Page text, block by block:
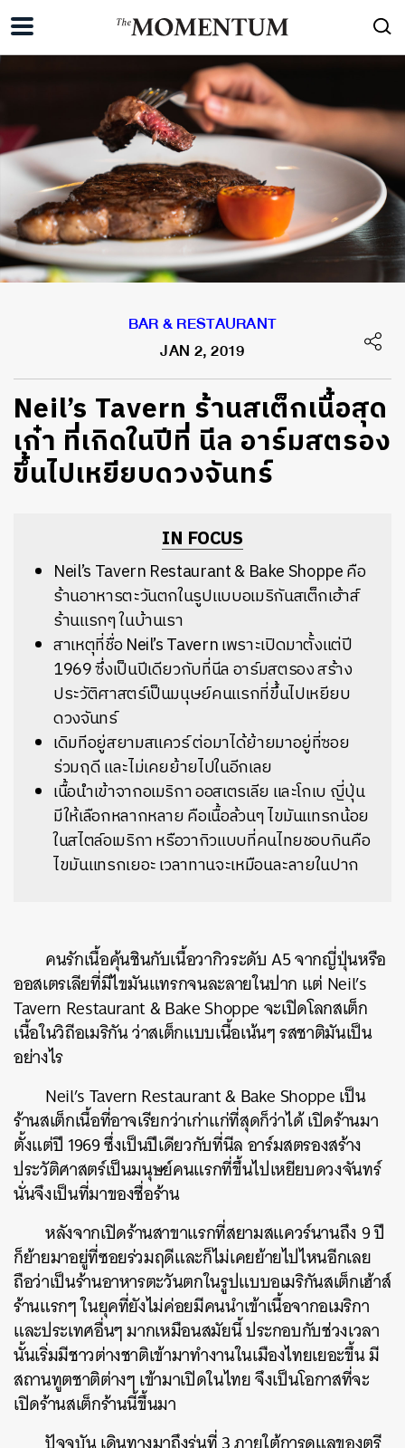
BAR & RESTAURANT
JAN 2, 2019
Neil’s Tavern ร้านสเต็กเนื้อสุด
เก๋า ที่เกิดในปีที่ นีล อาร์มสตรอง
ขึ้นไปเหยียบดวงจันทร์
IN FOCUS
Neil’s Tavern Restaurant & Bake Shoppe คือ
ร้านอาหารตะวันตกในรูปแบบอเมริกันสเต็กเฮ้าส์
ร้านแรกๆ ในบ้านเรา
สาเหตุที่ชื่อ Neil’s Tavern เพราะเปิดมาตั้งแต่ปี
1969 ซึ่งเป็นปีเดียวกับที่นีล อาร์มสตรอง สร้าง
ประวัติศาสตร์เป็นมนุษย์คนแรกที่ขึ้นไปเหยียบ
ดวงจันทร์
เดิมทีอยู่สยามสแควร์ ต่อมาได้ย้ายมาอยู่ที่ซอย
ร่วมฤดี และไม่เคยย้ายไปในอีกเลย
เนื้อนำเข้าจากอเมริกา ออสเตรเลีย และโกเบ ญี่ปุ่น
มีให้เลือกหลากหลาย คือเนื้อล้วนๆ ไขมันแทรกน้อย
ในสไตล์อเมริกา หรือวากิวแบบที่คนไทยชอบกินคือ
ไขมันแทรกเยอะ เวลาทานจะเหมือนละลายในปาก
คนรักเนื้อคุ้นชินกับเนื้อวากิวระดับ A5 จากญี่ปุ่นหรือ
ออสเตรเลียที่มีไขมันแทรกจนละลายในปาก แต่ Neil’s
Tavern Restaurant & Bake Shoppe จะเปิดโลกสเต็ก
เนื้อในวิถีอเมริกัน ว่าสเต็กแบบเนื้อเน้นๆ รสชาติมันเป็น
อย่างไร
Neil’s Tavern Restaurant & Bake Shoppe เป็น
ร้านสเต็กเนื้อที่อาจเรียกว่าเก่าแก่ที่สุดก็ว่าได้ เปิดร้านมา
ตั้งแต่ปี1969 ซึ่งเป็นปีเดียวกับที่นีล อาร์มสตรองสร้าง
ประวัติศาสตร์เป็นมนุษย์คนแรกที่ขึ้นไปเหยียบดวงจันทร์
นั่นจึงเป็นที่มาของชื่อร้าน
หลังจากเปิดร้านสาขาแรกที่สยามสแควร์นานถึง 9 ปี
ก็ย้ายมาอยู่ที่ซอยร่วมฤดีและก็ไม่เคยย้ายไปไหนอีกเลย
ถือว่าเป็นร้านอาหารตะวันตกในรูปแบบอเมริกันสเต็กเฮ้าส์
ร้านแรกๆ ในยุคที่ยังไม่ค่อยมีคนนำเข้าเนื้อจากอเมริกา
และประเทศอื่นๆ มากเหมือนสมัยนี้ ประกอบกับช่วงเวลา
นั้นเริ่มมีชาวต่างชาติเข้ามาทำงานในเมืองไทยเยอะขึ้น มี
สถานทูตชาติต่างๆ เข้ามาเปิดในไทย จึงเป็นโอกาสที่จะ
เปิดร้านสเต็กร้านนี้ขึ้นมา